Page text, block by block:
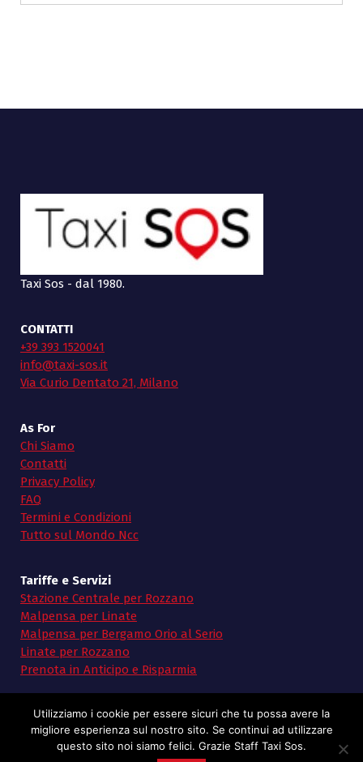
Taxi Sos - dal 1980.
CONTATTI
+39 393 1520041
info@taxi-sos.it
Via Curio Dentato 21, Milano
As For
Chi Siamo
Contatti
Privacy Policy
FAQ
Termini e Condizioni
Tutto sul Mondo Ncc
Tariffe e Servizi
Stazione Centrale per Rozzano
Malpensa per Linate
Malpensa per Bergamo Orio al Serio
Linate per Rozzano
Prenota in Anticipo e Risparmia
Utilizziamo i cookie per essere sicuri che tu possa avere la
migliore esperienza sul nostro sito. Se continui ad utilizzare
questo sito noi siamo felici. Grazie Staff Taxi Sos.